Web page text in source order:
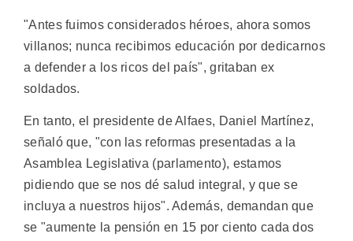
"Antes fuimos considerados héroes, ahora somos
villanos; nunca recibimos educación por dedicarnos
a defender a los ricos del país", gritaban ex
soldados.
En tanto, el presidente de Alfaes, Daniel Martínez,
señaló que, "con las reformas presentadas a la
Asamblea Legislativa (parlamento), estamos
pidiendo que se nos dé salud integral, y que se
incluya a nuestros hijos". Además, demandan que
se "aumente la pensión en 15 por ciento cada dos